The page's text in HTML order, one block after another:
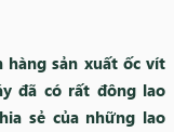
hàng sản xuất ốc vít
đã có rất đông lao
sẻ của những lao